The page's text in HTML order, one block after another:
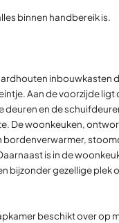
binnen handbereik is.
inbouwkasten
Aan de voorzijde ligt
en de
De woonkeuken,
bordenverwarmer,
is in de
bijzonder gezellige plek
beschikt over op